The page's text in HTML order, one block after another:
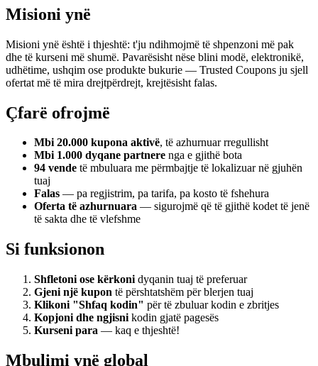
Misioni ynë
Misioni ynë është i thjeshtë: t'ju ndihmojmë të shpenzoni më pak
dhe të kurseni më shumë. Pavarësisht nëse blini modë, elektronikë,
udhëtime, ushqim ose produkte bukurie — Trusted Coupons ju sjell
ofertat më të mira drejtpërdrejt, krejtësisht falas.
Çfarë ofrojmë
Mbi 20.000 kupona aktivë, të azhurnuar rregullisht
Mbi 1.000 dyqane partnere nga e gjithë bota
94 vende të mbuluara me përmbajtje të lokalizuar në gjuhën
tuaj
Falas — pa regjistrim, pa tarifa, pa kosto të fshehura
Oferta të azhurnuara — sigurojmë që të gjithë kodet të jenë
të sakta dhe të vlefshme
Si funksionon
Shfletoni ose kërkoni dyqanin tuaj të preferuar
Gjeni një kupon të përshtatshëm për blerjen tuaj
Klikoni "Shfaq kodin" për të zbuluar kodin e zbritjes
Kopjoni dhe ngjisni kodin gjatë pagesës
Kurseni para — kaq e thjeshtë!
Mbulimi ynë global